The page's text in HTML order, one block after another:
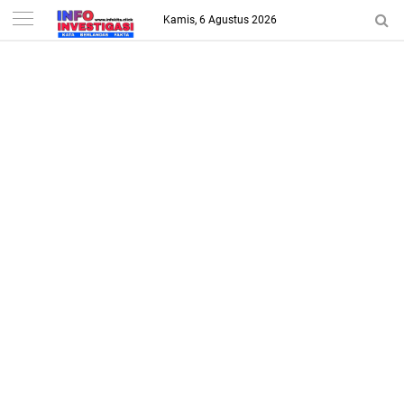
-->
Kamis, 6 Agustus 2026